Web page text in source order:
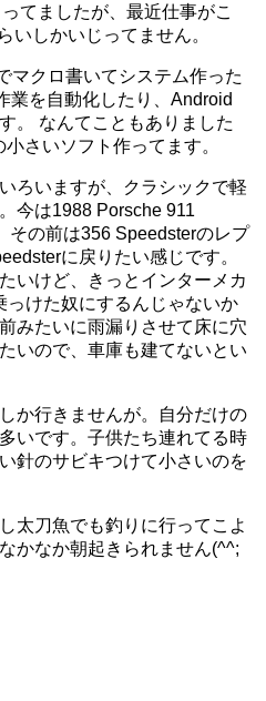
てましたが、最近仕事がこ
いしかいじってません。
マクロ書いてシステム作った
業を自動化したり、Android
。 なんてこともありました
さいソフト作ってます。
ろいますが、クラシックで軽
今は1988 Porsche 911
その前は356 Speedsterのレプ
に戻りたい感じです。
いけど、きっとインターメカ
っけた奴にするんじゃないか
みたいに雨漏りさせて床に穴
いので、車庫も建てないとい
か行きませんが。自分だけの
いです。子供たち連れてる時
針のサビキつけて小さいのを
太刀魚でも釣りに行ってこよ
かなか朝起きられません(^^;